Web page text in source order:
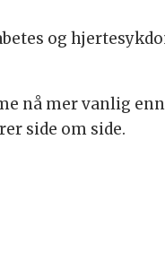
og
nå mer vanlig
side om side.